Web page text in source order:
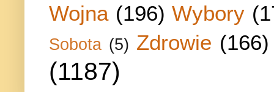
Wojna (196) Wybory
Sobota (5) Zdrowie (166)
(1187)